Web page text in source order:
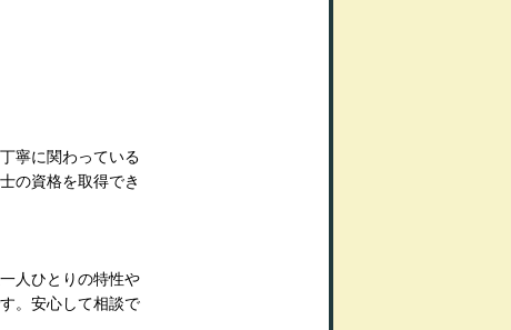
寧に関わっている
の資格を取得でき
人ひとりの特性や
。安心して相談で